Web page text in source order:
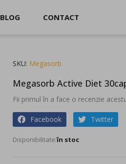
BLOG CONTACT
SKU Megasorb
Megasorb Active Diet
Fii primul în a face o recenzie
Facebook Twitter
în stoc